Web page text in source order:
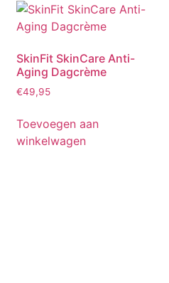
SkinFit SkinCare Anti-
Aging Dagcrème
€49,95
Toevoegen aan
winkelwagen